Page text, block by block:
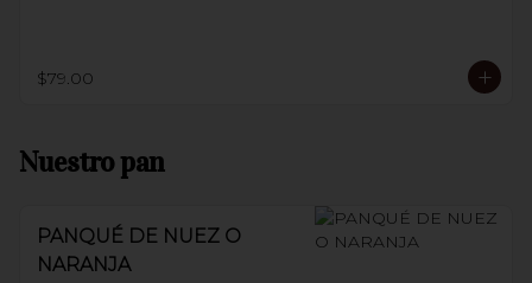
$79.00
Nuestro pan
PANQUÉ DE NUEZ O
NARANJA